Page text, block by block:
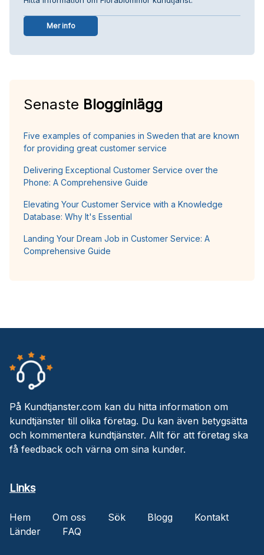
Mer info
Senaste Blogginlägg
Five examples of companies in Sweden that are known
for providing great customer service
Delivering Exceptional Customer Service over the
Phone: A Comprehensive Guide
Elevating Your Customer Service with a Knowledge
Database: Why It's Essential
Landing Your Dream Job in Customer Service: A
Comprehensive Guide
På Kundtjanster.com kan du hitta information om
kundtjänster till olika företag. Du kan även betygsätta
och kommentera kundtjänster. Allt för att företag ska
få feedback och värna om sina kunder.
Links
Hem Om oss Sök Blogg
Kontakt
Länder
FAQ